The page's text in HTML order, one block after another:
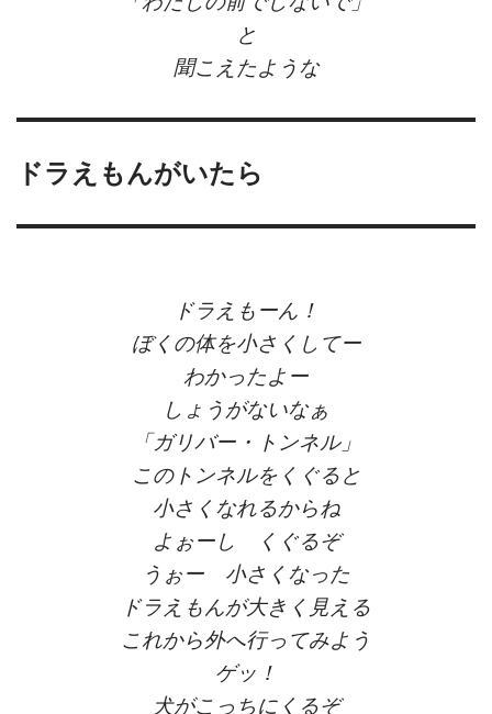
と
聞こえたような
ドラえもんがいたら
ドラえもーん！
ぼくの体を小さくしてー
わかったよー
しょうがないなぁ
「ガリバー・トンネル」
このトンネルをくぐると
小さくなれるからね
よぉーし くぐるぞ
うぉー 小さくなった
ドラえもんが大きく見える
これから外へ行ってみよう
ゲッ！
犬がこっちにくるぞ